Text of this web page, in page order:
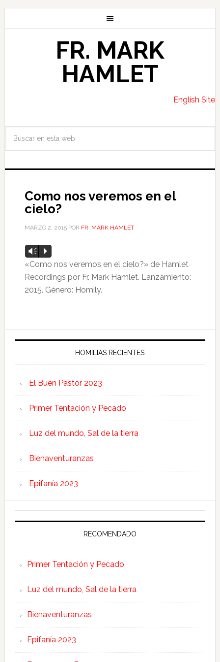
FR. MARK
HAMLET
English Site
Como nos veremos en el
cielo?
MARZO 2, 2015POR FR. MARK HAMLET
Reproductor
de
audio
Vm P
«Como nos veremos en el cielo?» de Hamlet
Recordings por Fr. Mark Hamlet. Lanzamiento:
2015. Género: Homily.
HOMILIAS RECIENTES
El Buen Pastor 2023
Primer Tentación y Pecado
Luz del mundo, Sal de la tierra
Bienaventuranzas
Epifanía 2023
RECOMENDADO
Primer Tentación y Pecado
Luz del mundo, Sal de la tierra
Bienaventuranzas
Epifanía 2023